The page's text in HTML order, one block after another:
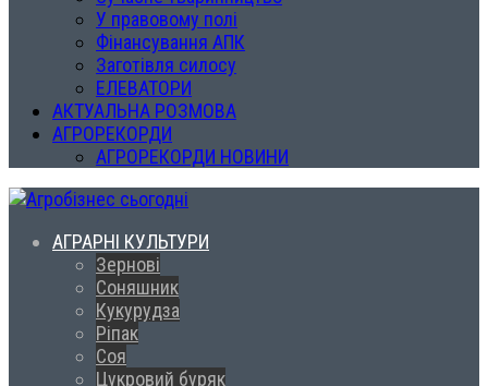
У правовому полі
Фінансування АПК
Заготівля силосу
ЕЛЕВАТОРИ
АКТУАЛЬНА РОЗМОВА
АГРОРЕКОРДИ
АГРОРЕКОРДИ НОВИНИ
АГРАРНІ КУЛЬТУРИ
Зернові
Соняшник
Кукурудза
Ріпак
Соя
Цукровий буряк